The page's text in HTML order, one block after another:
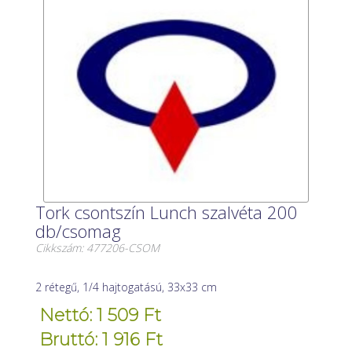
Tork csontszín Lunch szalvéta 200
db/csomag
Cikkszám: 477206-CSOM
2 rétegű, 1/4 hajtogatású, 33x33 cm
Nettó: 1 509 Ft
Bruttó: 1 916 Ft